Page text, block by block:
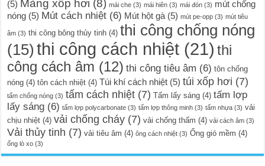
(5) Màng xốp hơi (8) mái che (3) mái hiên (3) mái đón (3) mút chống
nóng (5) Mút cách nhiệt (6) Mút hột gà (5) mút pe-opp (3) mút tiêu
âm (3) thi công bông thủy tinh (4) thi công chống nóng
(15) thi công cách nhiệt (21) thi
công cách âm (12) thi công tiêu âm (6) tôn chống
nóng (4) tôn cách nhiệt (4) Túi khí cách nhiệt (5) túi xốp hơi (7)
tấm chống nóng (3) tấm cách nhiệt (7) Tấm lấy sáng (4) tấm lợp
lấy sáng (6) tấm lợp polycarbonate (3) tấm lợp thông minh (3) tấm nhựa (3) vải
chịu nhiệt (4) vải chống cháy (7) vải chống thấm (4) vải cách âm (3)
Vải thủy tinh (7) vải tiêu âm (4) ông cách nhiệt (3) Ống gió mềm (4)
ống lò xo (3)